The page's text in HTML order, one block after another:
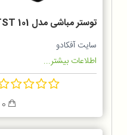
توستر مباشی مدل ME-TST 101
سایت آفکادو
اطلاعات بیشتر...